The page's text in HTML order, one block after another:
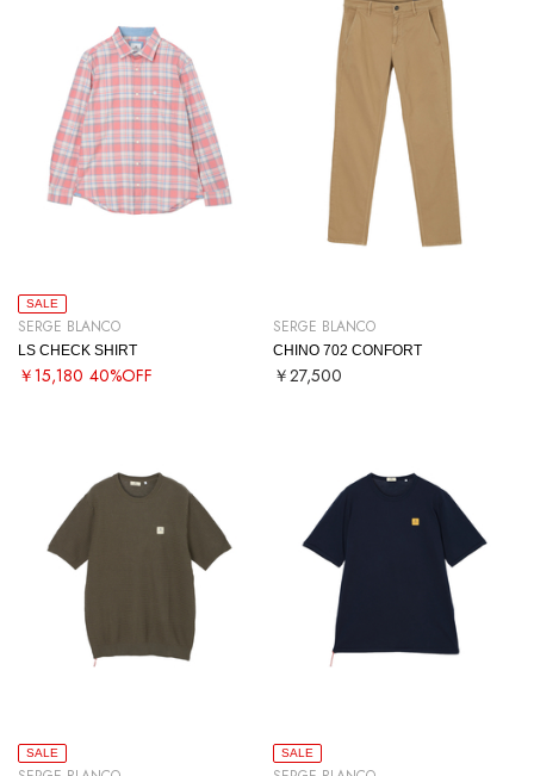
SALE
SERGE BLANCO
LS CHECK SHIRT
￥15,180 40%OFF
SERGE BLANCO
CHINO 702 CONFORT
￥27,500
SALE SALE